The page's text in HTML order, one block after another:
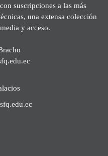
suscripciones a las más
una extensa colección
y acceso.